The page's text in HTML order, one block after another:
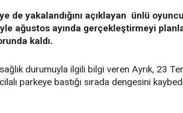
de yakalandığını açıklayan ünlü
ağustos ayında gerçekleştirmeyi
kaldı.
durumuyla ilgili bilgi veren Ayrık, 23
parkeye bastığı sırada dengesini